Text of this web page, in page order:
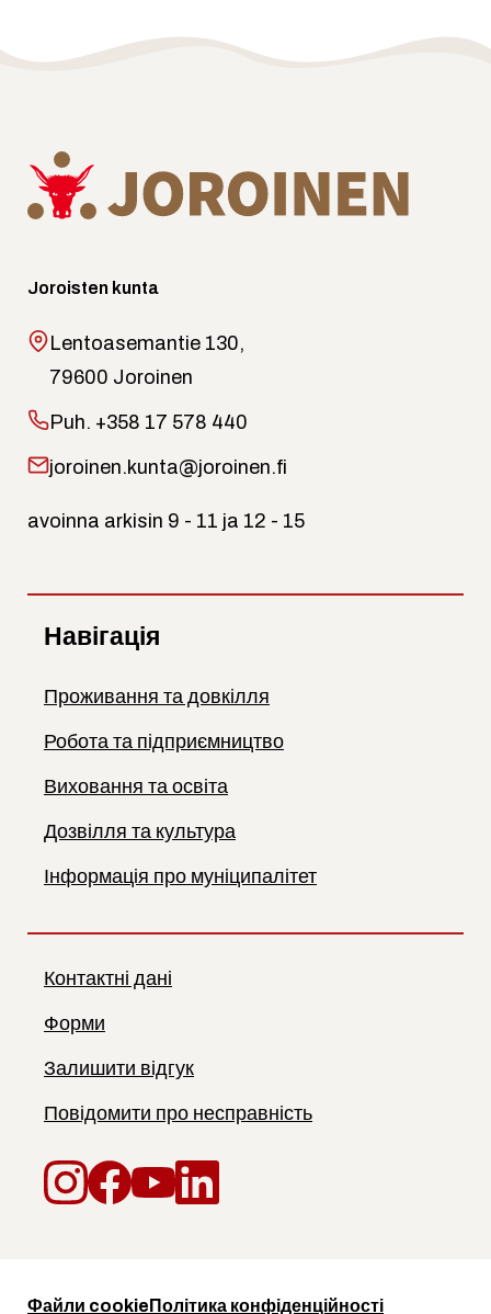
Joroisten kunta
Lentoasemantie 130,
79600 Joroinen
Puh. +358 17 578 440
joroinen.kunta@joroinen.fi
avoinna arkisin 9 - 11 ja 12 - 15
Навігація
Проживання та довкілля
Робота та підприємництво
Виховання та освіта
Дозвілля та культура
Інформація про муніципалітет
Контактні дані
Форми
Залишити відгук
Повідомити про несправність
Instagram
Facebook
YouTube
LinkedIn
Файли cookie Політика конфіденційності